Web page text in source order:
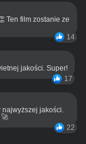
Ten film zostanie ze
14
jakości. Super!
17
najwyższej jakości.
🚀
22